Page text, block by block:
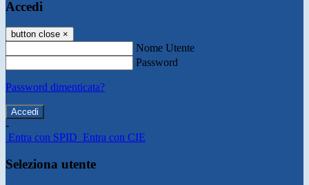
Accedi
button close ×
Nome Utente
Password
Password dimenticata?
-
Entra con SPID Entra con CIE
Seleziona utente